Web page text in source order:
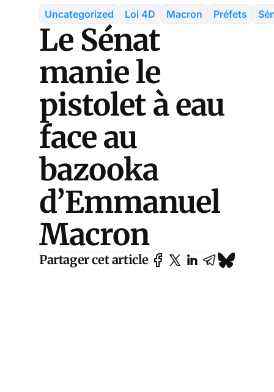
Uncategorized Loi 4D Macron Préfets
Le Sénat
manie le
pistolet à eau
face au
bazooka
d’Emmanuel
Macron
Partager cet article